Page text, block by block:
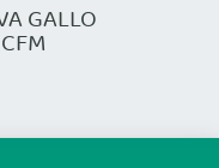
GALLO